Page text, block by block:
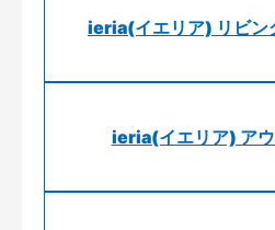
ieria(イエリア) リビン
ieria(イエリア) ア